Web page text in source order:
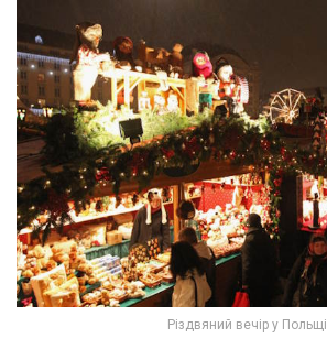
Різдвяний вечір у Польщі